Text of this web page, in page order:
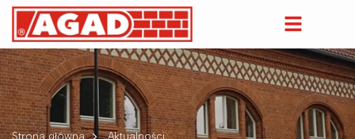
Strona główna Aktualności